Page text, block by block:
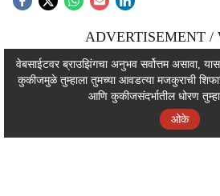
ADVERTISEMENT /
ADVERTISEMENT /
ADVERTISEMENT /
वेबसाईटवर ब्राउझिंगचा अनुभव सर्वोत्तम असावा,
कुकीजमुळे तुम्हाला तुमच्या आवडत्या मजकुराची
आणि कुकीजसंदर्भातील धोरण
ओके